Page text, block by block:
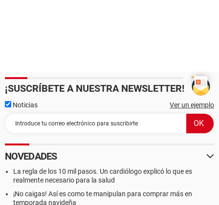
¡SUSCRÍBETE A NUESTRA NEWSLETTER!
Noticias Ver un ejemplo
NOVEDADES
La regla de los 10 mil pasos. Un cardiólogo explicó lo que es
realmente necesario para la salud
¡No caigas! Así es como te manipulan para comprar más en
temporada navideña